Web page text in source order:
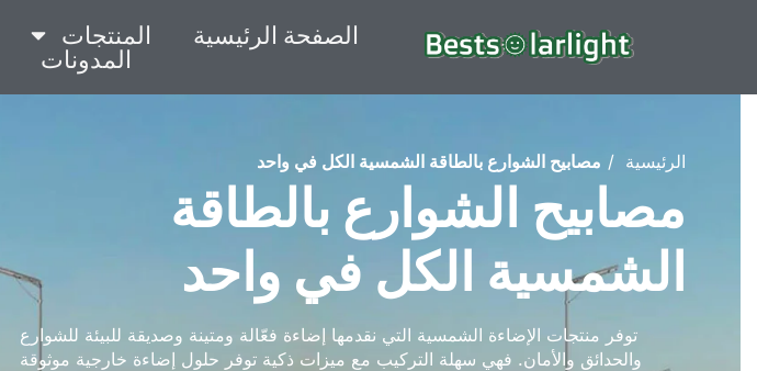
الصفحة الرئيسية المنتجات
المدونات
الرئيسية مصابيح الشوارع بالطاقة الشمسية الكل في واحد
مصابيح الشوارع بالطاقة
الشمسية الكل في واحد
توفر منتجات الإضاءة الشمسية التي نقدمها إضاءة فعّالة ومتينة وصديقة للبيئة للشوارع
والحدائق والأمان. فهي سهلة التركيب مع ميزات ذكية توفر حلول إضاءة خارجية موثوقة